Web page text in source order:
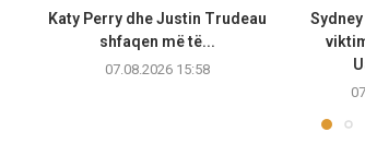
Katy Perry dhe Justin Trudeau
shfaqen më të...
07.08.2026 15:58